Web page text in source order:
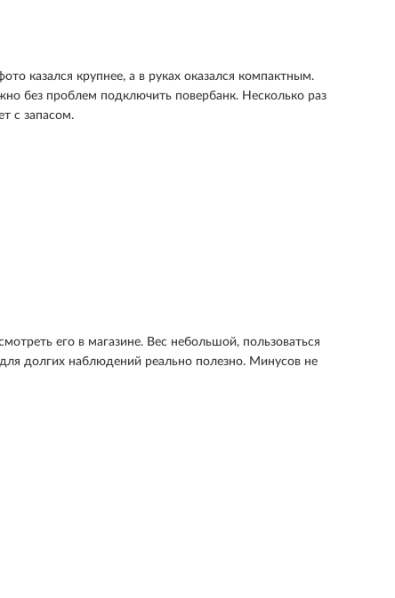
казался крупнее, а в руках оказался компактным.
без проблем подключить повербанк. Несколько раз
с запасом.
его в магазине. Вес небольшой, пользоваться
долгих наблюдений реально полезно. Минусов не